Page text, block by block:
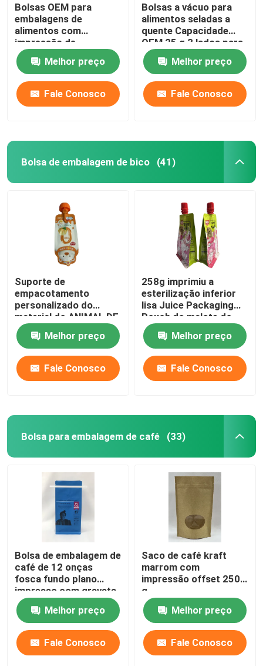
Bolsas OEM para
embalagens de
alimentos com
impressão de
rotogravura de fundo
plano Bolsa para
embalagem de
castanha de caju
Melhor preço
Fale Conosco
Bolsas a vácuo para
alimentos seladas a
quente Capacidade
OEM 25 g 3 lados para
cima
Melhor preço
Fale Conosco
Bolsa de embalagem de bico (41)
Suporte de
empacotamento
personalizado do
material do ANIMAL DE
ESTIMAÇÃO do malote
do bico acima do saco
do bico
Melhor preço
Fale Conosco
258g imprimiu a
esterilização inferior
lisa Juice Packaging
Pouch do malote do
bico da retorta
Melhor preço
Fale Conosco
Bolsa para embalagem de café (33)
Bolsa de embalagem de
café de 12 onças
fosca fundo plano
impresso com gravata
de estanho
Melhor preço
Fale Conosco
Saco de café kraft
marrom com
impressão offset 250
g
Melhor preço
Fale Conosco